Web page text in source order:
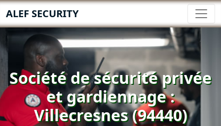
ALEF SECURITY
Société de sécurité privée
et gardiennage :
Villecresnes (94440)